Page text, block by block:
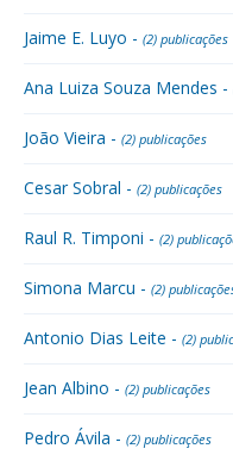
Jaime E. Luyo - (2) publicações
Ana Luiza Souza Mendes -
João Vieira - (2) publicações
Cesar Sobral - (2) publicações
Raul R. Timponi - (2)
Simona Marcu - (2)
Antonio Dias Leite - (2)
Jean Albino - (2) publicações
Pedro Ávila - (2) publicações